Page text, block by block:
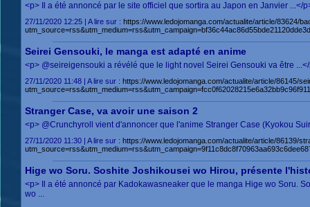
<p> Il a été annoncé par le site officiel que sortira au Japon en Janvier
27/11/2020 12:25 | A lire sur : https://www.ledojomanga.com/actualite/article/83624/
Seirei Gensouki, le manga est adapté en anime
<p> @seireigensouki a révélé que le light novel Seirei Gensouki va être
27/11/2020 11:48 | A lire sur : https://www.ledojomanga.com/actualite/article/86145/
Stranger Case, va avoir une saison 2
<p> @Crunchyroll vient d'annoncer que l'anime Stranger Case (Kyokou
27/11/2020 11:30 | A lire sur : https://www.ledojomanga.com/actualite/article/86139/
Hige wo Soru. Soshite Joshikousei wo Hirou, présente
<p> Il a été annoncé par Kadokawasneaker que le manga Hige wo Soru.
wo ...